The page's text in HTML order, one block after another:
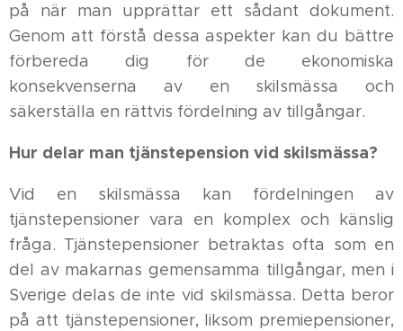
på när man upprättar ett sådant dokument.
Genom att förstå dessa aspekter kan du bättre
förbereda dig för de ekonomiska
konsekvenserna av en skilsmässa och
säkerställa en rättvis fördelning av tillgångar.
Hur delar man tjänstepension vid skilsmässa?
Vid en skilsmässa kan fördelningen av
tjänstepensioner vara en komplex och känslig
fråga. Tjänstepensioner betraktas ofta som en
del av makarnas gemensamma tillgångar, men i
Sverige delas de inte vid skilsmässa. Detta beror
på att tjänstepensioner, liksom premiepensioner,